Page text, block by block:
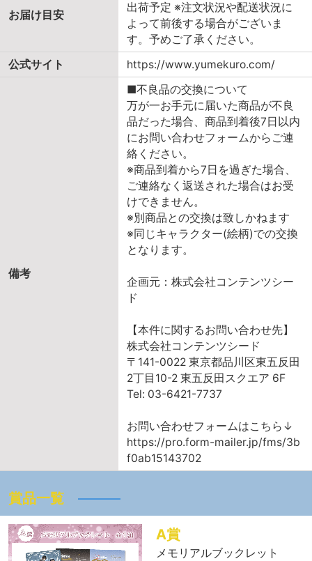
お届け目安
出荷予定 ※注文状況や配送状況に
よって前後する場合がございま
す。予めご了承ください。
公式サイト
https://www.yumekuro.com/
備考
■不良品の交換について
万が一お手元に届いた商品が不良
品だった場合、商品到着後7日以内
にお問い合わせフォームからご連
絡ください。
※商品到着から7日を過ぎた場合、
ご連絡なく返送された場合はお受
けできません。
※別商品との交換は致しかねます
※同じキャラクター(絵柄)での交換
となります。
企画元：株式会社コンテンツシー
ド
【本件に関するお問い合わせ先】
株式会社コンテンツシード
〒141-0022 東京都品川区東五反田
2丁目10-2 東五反田スクエア 6F
Tel: 03-6421-7737
お問い合わせフォームはこちら↓
https://pro.form-mailer.jp/fms/3b
f0ab15143702
賞品一覧
A賞
メモリアルブックレット